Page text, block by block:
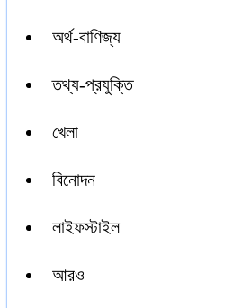
অর্থ-বাণিজ্য
তথ্য-প্রযুক্তি
খেলা
বিনোদন
লাইফস্টাইল
আরও